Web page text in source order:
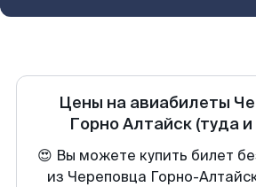
Цены на авиабилеты
Горно Алтайск (туда
😍 Вы можете купить билет
из Череповца Горно-